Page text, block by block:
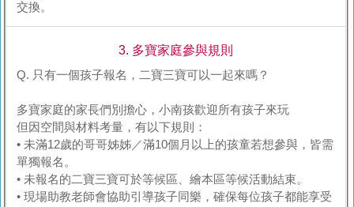
交換。
3. 多寶家庭參與規則
Q. 只有一個孩子報名，二寶三寶可以一起來嗎？
多寶家庭的家長們別擔心，小南孩歡迎所有孩子來玩
但因空間與材料考量，有以下規則：
• 未滿12歲的哥哥姊姊／滿10個月以上的孩童若想參與，皆需
單獨報名。
• 未報名的二寶三寶可於等候區、繪本區等候活動結束。
• 現場助教老師會協助引導孩子同樂，確保每位孩子都能享受